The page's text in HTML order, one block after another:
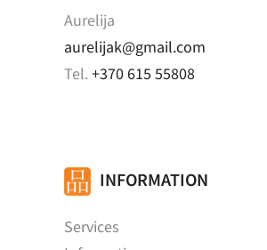
Aurelija
aurelijak@gmail.com
Tel.+370 615 55808
INFORMATION
Services